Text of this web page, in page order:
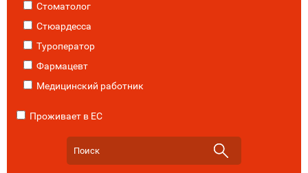
Стоматолог
Стюардесса
Туроператор
Фармацевт
Медицинский работник
Проживает в ЕС